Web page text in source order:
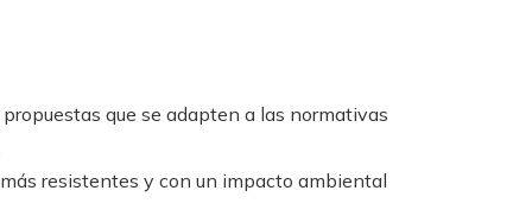
que se adapten a las normativas
resistentes y con un impacto ambiental